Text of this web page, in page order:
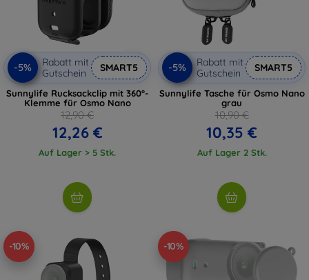
-5%
Rabatt mit
Gutschein
SMART5
Sunnylife Rucksackclip mit 360°-
Klemme für Osmo Nano
12,90 €
12,26 €
Auf Lager > 5 Stk.
-5%
Rabatt mit
Gutschein
SMART5
Sunnylife Tasche für Osmo Nano
grau
10,90 €
10,35 €
Auf Lager 2 Stk.
-10% -10%